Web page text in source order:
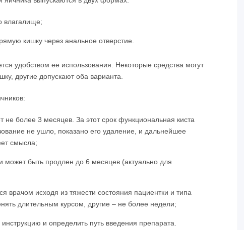
влагалище;
кишку через анальное отверстие.
удобством ее использования. Некоторые средства могут
другие допускают оба варианта.
не более 3 месяцев. За этот срок функциональная киста
не ушло, показано его удаление, и дальнейшее
смысла;
может быть продлен до 6 месяцев (актуально для
врачом исходя из тяжести состояния пациентки и типа
длительным курсом, другие – не более недели;
и определить путь введения препарата.